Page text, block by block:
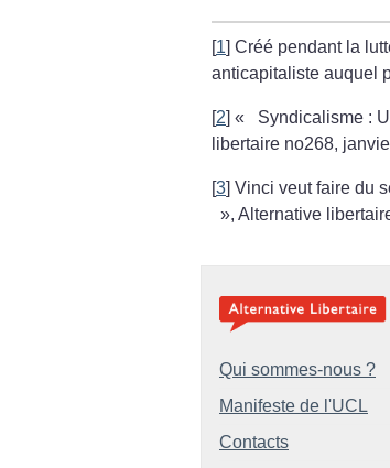
[1] Créé pendant la
anticapitaliste auquel
[2] « Syndicalisme :
libertaire no268,
[3] Vinci veut faire du
», Alternative
Qui sommes-nous ?
Manifeste de l'UCL
Contacts